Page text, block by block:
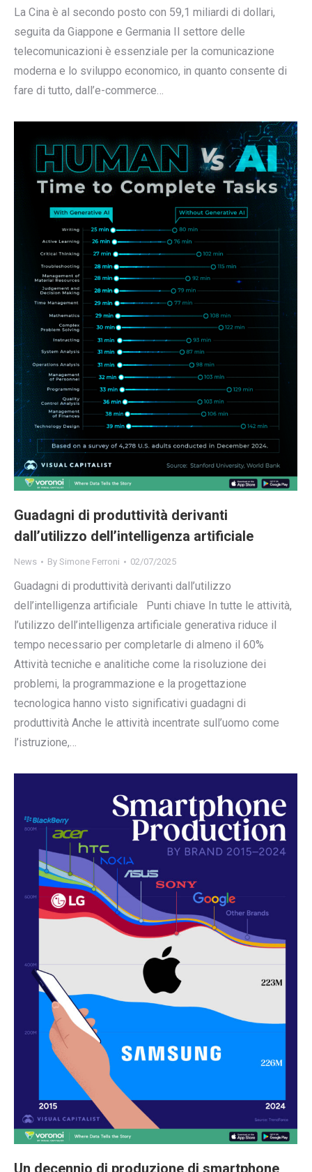
La Cina è al secondo posto con 59,1 miliardi di dollari,
seguita da Giappone e Germania Il settore delle
telecomunicazioni è essenziale per la comunicazione
moderna e lo sviluppo economico, in quanto consente di
fare di tutto, dall’e-commerce…
Guadagni di produttività derivanti
dall’utilizzo dell’intelligenza artificiale
News By Simone Ferroni 02/07/2025
Guadagni di produttività derivanti dall’utilizzo
dell’intelligenza artificiale Punti chiave In tutte le attività,
l’utilizzo dell’intelligenza artificiale generativa riduce il
tempo necessario per completarle di almeno il 60%
Attività tecniche e analitiche come la risoluzione dei
problemi, la programmazione e la progettazione
tecnologica hanno visto significativi guadagni di
produttività Anche le attività incentrate sull’uomo come
l’istruzione,…
Un decennio di produzione di smartphone,